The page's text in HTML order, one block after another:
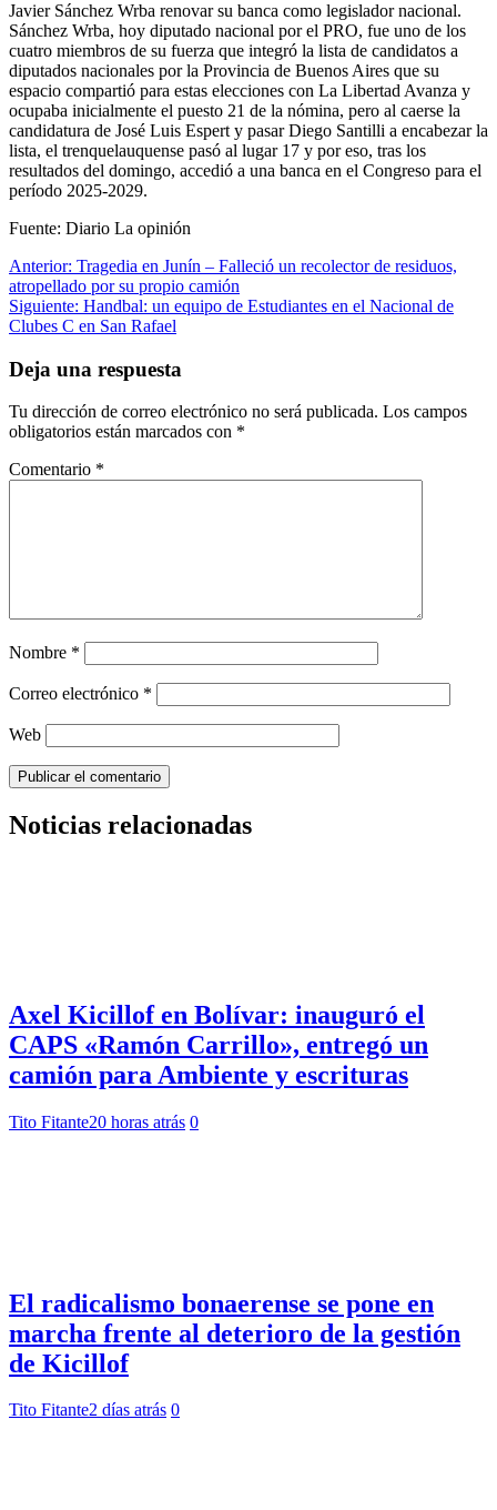
Javier Sánchez Wrba renovar su banca como legislador nacional.
Sánchez Wrba, hoy diputado nacional por el PRO, fue uno de los
cuatro miembros de su fuerza que integró la lista de candidatos a
diputados nacionales por la Provincia de Buenos Aires que su
espacio compartió para estas elecciones con La Libertad Avanza y
ocupaba inicialmente el puesto 21 de la nómina, pero al caerse la
candidatura de José Luis Espert y pasar Diego Santilli a encabezar la
lista, el trenquelauquense pasó al lugar 17 y por eso, tras los
resultados del domingo, accedió a una banca en el Congreso para el
período 2025-2029.
Fuente: Diario La opinión
Navegación
de
entradas
Anterior: Tragedia en Junín – Falleció un recolector de residuos,
atropellado por su propio camión
Siguiente: Handbal: un equipo de Estudiantes en el Nacional de
Clubes C en San Rafael
Deja una respuesta
Tu dirección de correo electrónico no será publicada. Los campos
obligatorios están marcados con *
Comentario *
Nombre *
Correo electrónico *
Web
Noticias relacionadas
Axel Kicillof en Bolívar: inauguró el
CAPS «Ramón Carrillo», entregó un
camión para Ambiente y escrituras
Tito Fitante20 horas atrás 0
El radicalismo bonaerense se pone en
marcha frente al deterioro de la gestión
de Kicillof
Tito Fitante2 días atrás 0